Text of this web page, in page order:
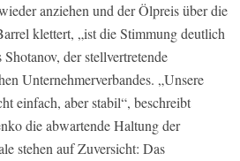
anziehen und der Ölpreis über die
klettert, „ist die Stimmung deutlich
der stellvertretende
Unternehmerverbandes. „Unsere
einfach, aber stabil“, beschreibt
die abwartende Haltung der
stehen auf Zuversicht: Das